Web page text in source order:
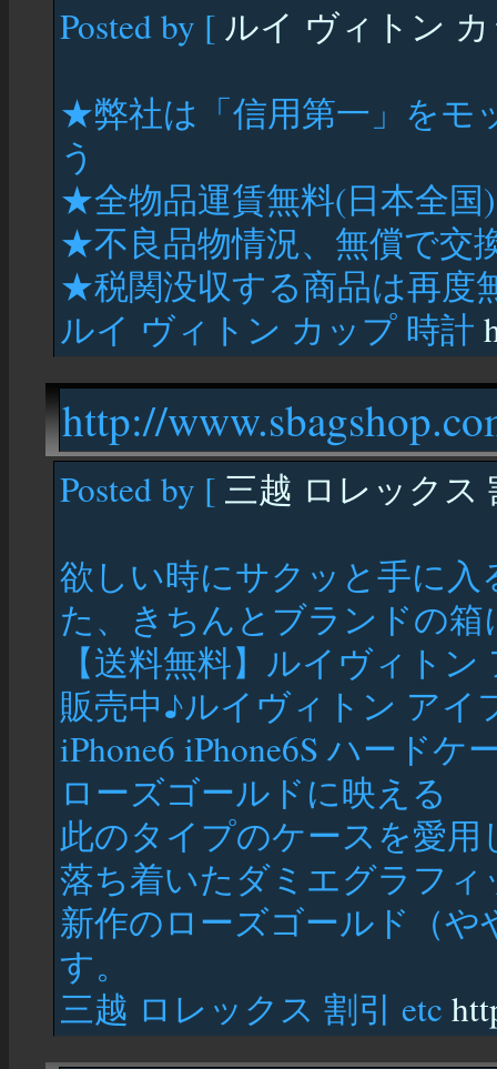
Posted by [ ルイ ヴィトン
★弊社は「信用第一」をモ
う
★全物品運賃無料(日本全国)
★不良品物情況、無償で交
★税関没収する商品は再度
ルイ ヴィトン カップ 時計
http://
Posted by [ 三越 ロレックス
欲しい時にサクッと手に
た、きちんとブランドの
【送料無料】ルイヴィト
販売中♪ルイヴィトン アイ
iPhone6 iPhone6S ハード
ローズゴールドに映える
此のタイプのケースを愛用
落ち着いたダミエグラフィ
新作のローズゴールド（
す。
三越 ロレックス 割引 etc